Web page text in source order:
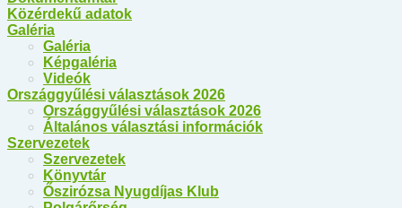
Közérdekű adatok
Galéria
Galéria
Képgaléria
Videók
Országgyűlési választások 2026
Országgyűlési választások 2026
Általános választási információk
Szervezetek
Szervezetek
Könyvtár
Őszirózsa Nyugdíjas Klub